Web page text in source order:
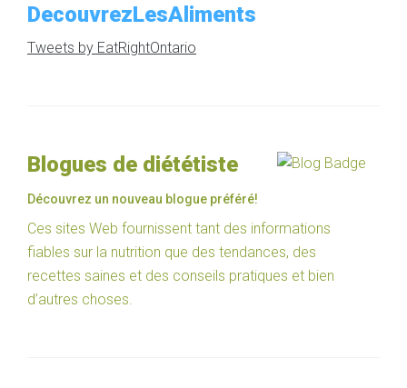
DecouvrezLesAliments
Tweets by EatRightOntario
Blogues de diététiste
Découvrez un nouveau blogue préféré!
Ces sites Web fournissent tant des informations
fiables sur la nutrition que des tendances, des
recettes saines et des conseils pratiques et bien
d’autres choses.